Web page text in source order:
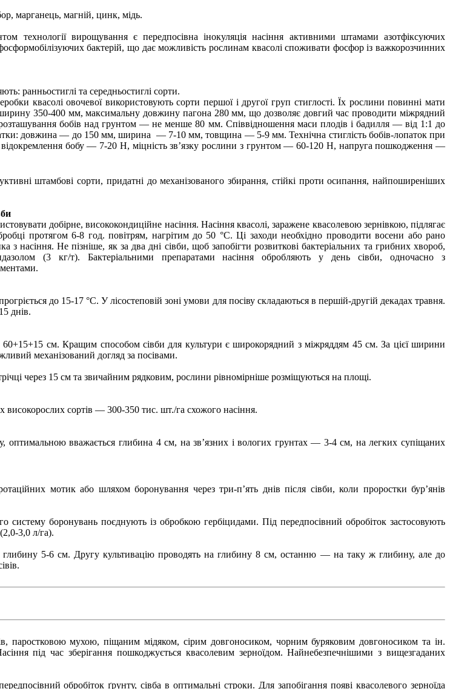
марганець, магній, цинк, мідь.
технології вирощування є передпосівна інокуляція насіння активними штамами азотфіксуючих
бактерій, що дає можливість рослинам квасолі споживати фосфор із важкорозчинних
ранньостиглі та середньостиглі сорти.
квасолі овочевої використовують сорти першої і другої груп стиглості. Їх рослини повинні мати
350-400 мм, максимальну довжину пагона 280 мм, що дозволяє довгий час проводити міжрядний
бобів над грунтом — не менше 80 мм. Співвідношення маси плодів і бадилля — від 1:1 до
довжина — до 150 мм, ширина — 7-10 мм, товщина — 5-9 мм. Технічна стиглість бобів-лопаток при
бобу — 7-20 Н, міцність зв’язку рослини з грунтом — 60-120 Н, напруга пошкодження —
штамбові сорти, придатні до механізованого збирання, стійкі проти осипання, найпоширеніших
добірне, висококондиційне насіння. Насіння квасолі, заражене квасолевою зернівкою, підлягає
протягом 6-8 год. повітрям, нагрітим до 50 °С. Ці заходи необхідно проводити восени або рано
з насіння. Не пізніше, як за два дні сівби, щоб запобігти розвиткові бактеріальних та грибних хвороб,
(3 кг/т). Бактеріальними препаратами насіння обробляють у день сівби, одночасно з
до 15-17 °С. У лісостеповій зоні умови для посіву складаються в першій-другій декадах травня.
днів.
см. Кращим способом сівби для культури є широкорядний з міжряддям 45 см. За цієї ширини
механізований догляд за посівами.
через 15 см та звичайним рядковим, рослини рівномірніше розміщуються на площі.
високорослих сортів — 300-350 тис. шт./га схожого насіння.
оптимальною вважається глибина 4 см, на зв’язних і вологих грунтах — 3-4 см, на легких супіщаних
мотик або шляхом боронування через три-п’ять днів після сівби, коли проростки бур’янів
боронувань поєднують із обробкою гербіцидами. Під передпосівний обробіток застосовують
3,0 л/га).
глибину 5-6 см. Другу культивацію проводять на глибину 8 см, останню — на таку ж глибину, але до
паростковою мухою, піщаним мідяком, сірим довгоносиком, чорним буряковим довгоносиком та ін.
під час зберігання пошкоджується квасолевим зерноїдом. Найнебезпечнішими з вищезгаданих
обробіток ґрунту, сівба в оптимальні строки. Для запобігання появі квасолевого зерноїда